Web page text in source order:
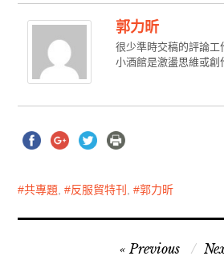
郭力昕
很少準時交稿的評論工
小酒館是激盪思維或創
共專題 , 反服貿特刊 , 郭力昕
Previous